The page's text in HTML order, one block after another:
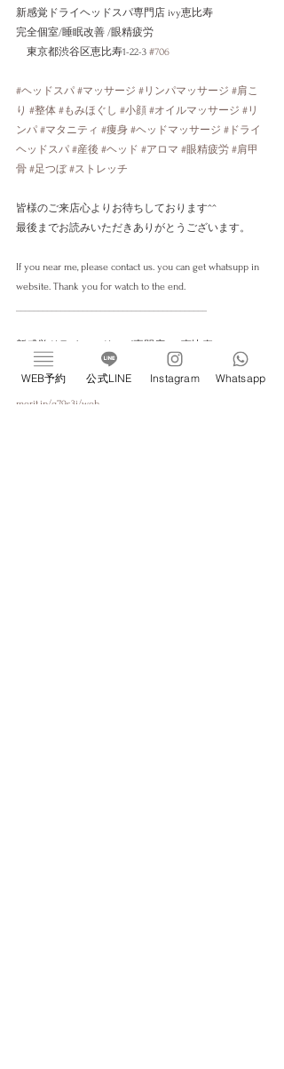
新感覚ドライヘッドスパ専門店 ivy恵比寿
完全個室/睡眠改善 /眼精疲労
東京都渋谷区恵比寿1-22-3 #706
#ヘッドスパ #マッサージ #リンパマッサージ #肩こ
り #整体 #もみほぐし #小顔 #オイルマッサージ #リ
ンパ #マタニティ #痩身 #ヘッドマッサージ #ドライ
ヘッドスパ #産後 #ヘッド #アロマ #眼精疲労 #肩甲
骨 #足つぼ #ストレッチ
皆様のご来店心よりお待ちしております^^
最後までお読みいただきありがとうございます。
If you near me, please contact us. you can get whatsupp in
website. Thank you for watch to the end.
新感覚ドライヘッドスパ専門店 ivy恵比寿
完全個室／プライベートサロン/睡眠改善
📍東京都渋谷区恵比寿1-22-3#706 https://w4x9r3.b-
merit.jp/q79s3j/web
WEB予約 公式LINE Instagram Whatsapp